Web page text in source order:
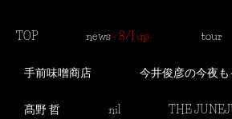
TOP news– 8/1 up- tour
手前味噌商店 今井俊彦の今夜
髙野 哲 nil THE